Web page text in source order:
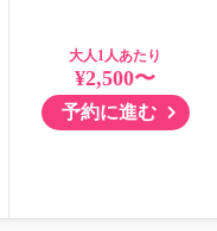
大人
¥2,500〜
予約に進む